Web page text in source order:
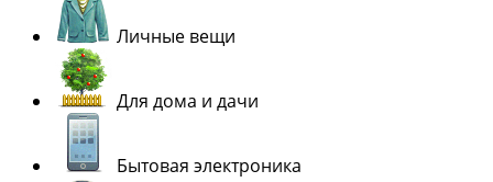
Личные вещи
Для дома и дачи
Бытовая электроника